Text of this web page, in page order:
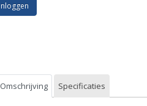
Omschrijving Specificaties